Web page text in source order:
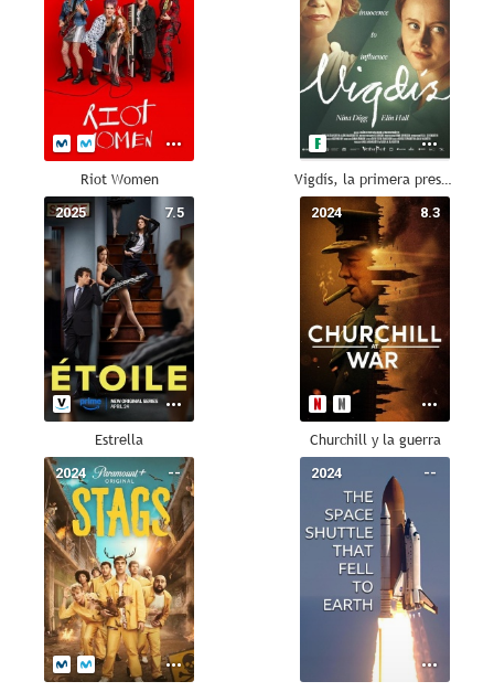
Riot Women Vigdís, la primera presidenta
7.5
2025
Estrella
8.3
2024
Churchill y la guerra
--
2024 --
2024